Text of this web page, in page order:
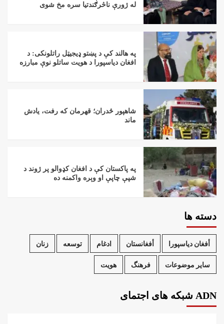
له ژورې ناڅرګندتیا سره مخ شوی
په هالند کې د پښتو ډیجیټل راتلونکی: د
افغان دیاسپورا د هویت ساتلو نوې مبارزه
شاهپور ځدران؛ قهرمان که رفت، یادش
ماند
په پاکستان کې د افغان کډوالو پر ژوند د
شپې چاپې او وېره واکمنه ده
دسته ها
أفغان دیاسپورا أفغانستان ادغام توسعه زنان
سایر موضوعات فرهنگ هویت
ADN شبکه های اجتمای